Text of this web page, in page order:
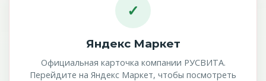
✓
Яндекс Маркет
Официальная карточка компании РУСВИТА.
Перейдите на Яндекс Маркет, чтобы посмотреть